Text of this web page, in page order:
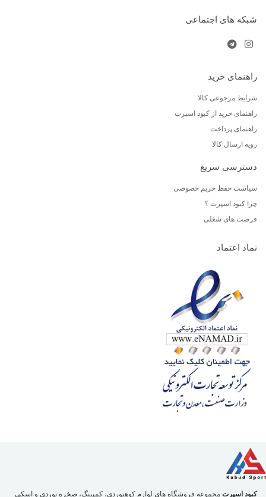
شبکه های اجتماعی
راهنمای خرید
شرایط مرجوعی کالا
راهنمای خرید از کبود اسپرت
راهنمای پرداخت
رویه ارسال کالا
دسترسی سریع
سیاست حفظ حریم خصوصی
چرا کبود اسپرت ؟
فرصت های شغلی
نماد اعتماد
کبود اسپرت مجموعه فروشگاه های لوازم کوهنوردی، کمپینگ، صخره نوردی و اسکی